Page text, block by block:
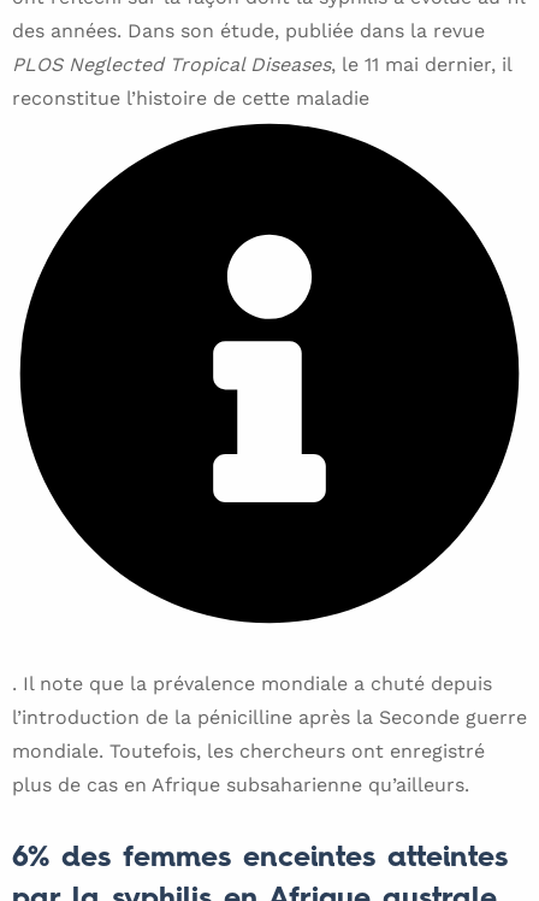
des années. Dans son étude, publiée dans la revue
PLOS Neglected Tropical Diseases, le 11 mai dernier, il
reconstitue l’histoire de cette maladie
. Il note que la prévalence mondiale a chuté depuis
l’introduction de la pénicilline après la Seconde guerre
mondiale. Toutefois, les chercheurs ont enregistré
plus de cas en Afrique subsaharienne qu’ailleurs.
6% des femmes enceintes atteintes